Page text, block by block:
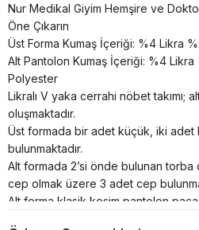
Nur Medikal Giyim Hemşire ve Doktor
Öne Çıkarın
Üst Forma Kumaş İçeriği: %4 Likra
Alt Pantolon Kumaş İçeriği: %4
Polyester
Likralı V yaka cerrahi nöbet takımı;
oluşmaktadır.
Üst formada bir adet küçük, iki adet
bulunmaktadır.
Alt formada 2’si önde bulunan torba
cep olmak üzere 3 adet cep
Alt forma klasik kesim pantolon